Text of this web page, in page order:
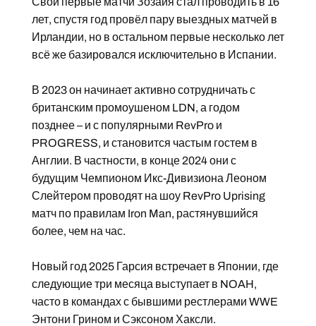
лет, спустя год провёл пару выездных матчей в
Ирландии, но в остальном первые несколько лет
всё же базировался исключительно в Испании.
В 2023 он начинает активно сотрудничать с
британским промоушеном LDN, а годом
позднее – и с популярными RevPro и
PROGRESS, и становится частым гостем в
Англии. В частности, в конце 2024 они с
будущим Чемпионом Икс-Дивизиона Леоном
Слейтером проводят на шоу RevPro Uprising
матч по правилам Iron Man, растянувшийся
более, чем на час.
Новый год 2025 Гарсия встречает в Японии, где
следующие три месяца выступает в NOAH,
часто в командах с бывшими рестлерами WWE
Энтони Грином и Сэксоном Хаксли.